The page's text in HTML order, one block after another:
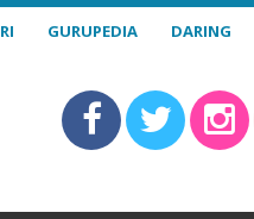
GURUPEDIA DARING